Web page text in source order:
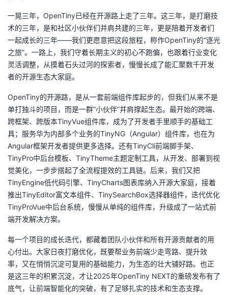
博
客
的
论
坛
我
的
圈
子
我
的
直
播
我
的
活
动
我
的
关
注
我
的
开
发
学
堂
我
的
Programs
我
的
持
我
一晃三年，OpenTiny已经在开源路上走了三年。这三年，是打磨技
术的三年，是和社区小伙伴们并肩共建的三年，更是陪着开发者们
一起成长的三年——我们更愿意把这段旅程，称作OpenTiny的“逐光
之旅”。一路上，我们守着长期主义的初心不跑偏，也跟着行业变化
灵活调整，从摸着石头过河的探索者，慢慢长成了能汇聚数千开发
者的开源生态大家庭。
OpenTiny的开源路，是从一套前端组件库起步的，但我们从来不是
单打独斗的项目，而是一群“小伙伴”并肩撑起生态。最开始的跨端、
跨框架、跨版本TinyVue组件库，成为了开发者手里顺手的基础工
具；服务华为内部多个业务的TinyNG（Angular）组件库，也在为
Angular框架开发者提供更多选择。还有TinyCli前端脚手架、
TinyPro中后台模板、TinyTheme主题定制工具，从开发、部署到视
觉美化，一步步搭起了全流程提效的工具链。后来，我们又把
TinyEngine低代码引擎、TinyCharts图表库纳入开源大家庭，接着
推出TinyEditor富文本组件、TinySearchBox选择器组件，迭代优化
TinyProVue中后台系统，慢慢从单纯的组件库，升级成了一站式前
端开发解决方案。
每一个项目的成长迭代，都藏着团队小伙伴和所有开源贡献者的用
心付出。大家日夜打磨优化，既要帮业务前端少走弯路、提升效
率，又在悄悄沉淀可复用的基础能力，为生态的壮大铺好路。也正
是这三年的积累沉淀，才让2025年OpenTiny NEXT的重磅发布有了
底气，让前端智能化的突破，有了足够扎实的技术和生态支撑。